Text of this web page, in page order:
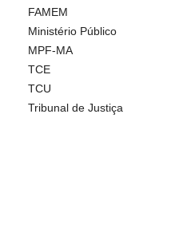
FAMEM
Ministério Público
MPF-MA
TCE
TCU
Tribunal de Justiça